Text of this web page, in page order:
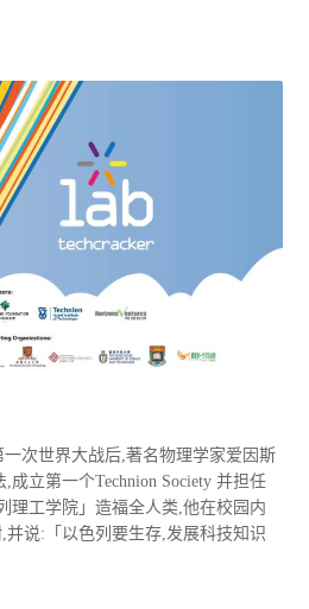
一次世界大战后,著名物理学家爱因斯
成立第一个Technion Society 并担任
理工学院」造福全人类,他在校园内
说:「以色列要生存,发展科技知识